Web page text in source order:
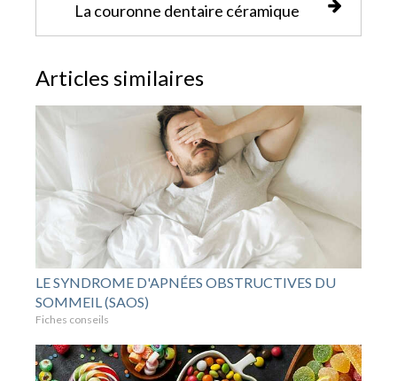
La couronne dentaire céramique
Articles similaires
LE SYNDROME D'APNÉES OBSTRUCTIVES DU
SOMMEIL (SAOS)
Fiches conseils